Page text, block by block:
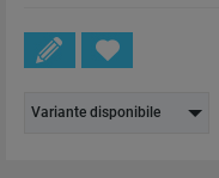
Variante disponibile